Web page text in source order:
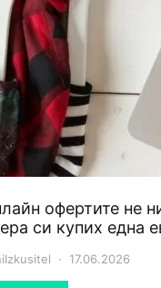
офертите не
си купих една
17.06.2026